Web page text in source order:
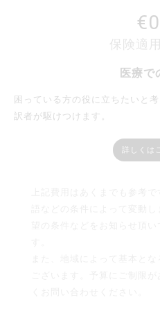
保険適
医療で
困っている方の役に立ちたいと
訳者が駆けつけます。
詳しくは